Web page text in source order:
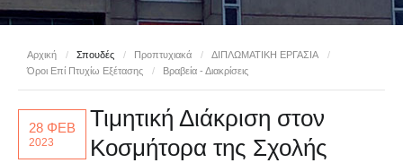
Αρχική / Σπουδές / Προπτυχιακά / ΔΙΠΛΩΜΑΤΙΚΗ ΕΡΓΑΣΙΑ
/
Όροι Επί Πτυχίω Εξέτασης
/ Βραβεία - Διακρίσεις
28 ΦΕΒ
2023
Τιμητική Διάκριση στον
Κοσμήτορα της Σχολής